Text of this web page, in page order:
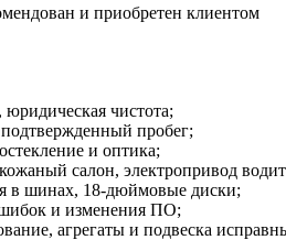
и приобретен клиентом
чистота;
пробег;
и оптика;
салон, электропривод
в шинах, 18-дюймовые диски;
и изменения ПО;
агрегаты и подвеска